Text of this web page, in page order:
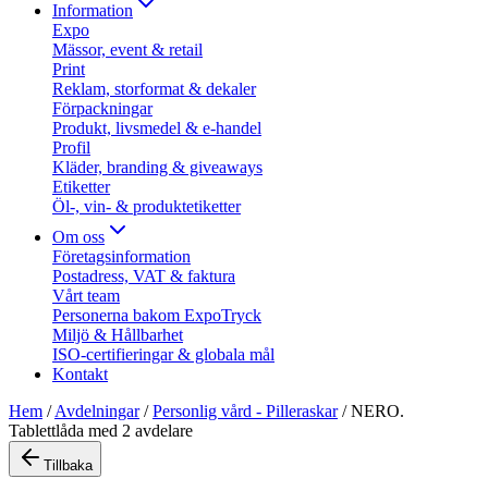
Information
Expo
Mässor, event & retail
Print
Reklam, storformat & dekaler
Förpackningar
Produkt, livsmedel & e-handel
Profil
Kläder, branding & giveaways
Etiketter
Öl-, vin- & produktetiketter
Om oss
Företagsinformation
Postadress, VAT & faktura
Vårt team
Personerna bakom ExpoTryck
Miljö & Hållbarhet
ISO-certifieringar & globala mål
Kontakt
Hem /Avdelningar/Personlig vård - Pilleraskar/NERO.
Tablettlåda med 2 avdelare
Tillbaka